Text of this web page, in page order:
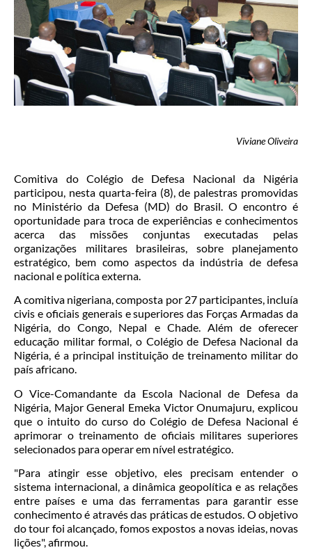
Viviane Oliveira
Comitiva do Colégio de Defesa Nacional da Nigéria
participou, nesta quarta-feira (8), de palestras promovidas
no Ministério da Defesa (MD) do Brasil. O encontro é
oportunidade para troca de experiências e conhecimentos
acerca das missões conjuntas executadas pelas
organizações militares brasileiras, sobre planejamento
estratégico, bem como aspectos da indústria de defesa
nacional e política externa.
A comitiva nigeriana, composta por 27 participantes, incluía
civis e oficiais generais e superiores das Forças Armadas da
Nigéria, do Congo, Nepal e Chade. Além de oferecer
educação militar formal, o Colégio de Defesa Nacional da
Nigéria, é a principal instituição de treinamento militar do
país africano.
O Vice-Comandante da Escola Nacional de Defesa da
Nigéria, Major General Emeka Victor Onumajuru, explicou
que o intuito do curso do Colégio de Defesa Nacional é
aprimorar o treinamento de oficiais militares superiores
selecionados para operar em nível estratégico.
"Para atingir esse objetivo, eles precisam entender o
sistema internacional, a dinâmica geopolítica e as relações
entre países e uma das ferramentas para garantir esse
conhecimento é através das práticas de estudos. O objetivo
do tour foi alcançado, fomos expostos a novas ideias, novas
lições", afirmou.